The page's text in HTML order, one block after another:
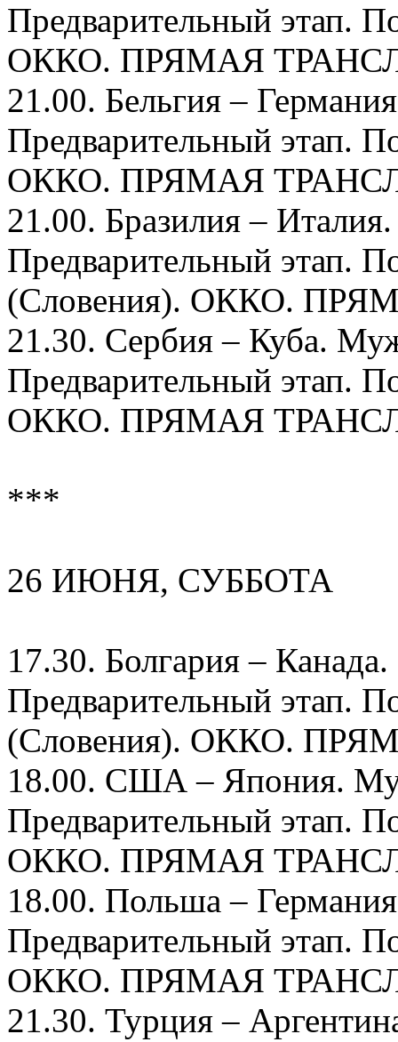
Предварительный этап.
ОККО. ПРЯМАЯ
21.00. Бельгия –
Предварительный этап.
ОККО. ПРЯМАЯ
21.00. Бразилия –
Предварительный этап.
(Словения). ОККО.
21.30. Сербия – Куба.
Предварительный этап.
ОККО. ПРЯМАЯ
***
26 ИЮНЯ, СУББОТА
17.30. Болгария –
Предварительный этап.
(Словения). ОККО.
18.00. США – Япония.
Предварительный этап.
ОККО. ПРЯМАЯ
18.00. Польша –
Предварительный этап.
ОККО. ПРЯМАЯ
21.30. Турция –